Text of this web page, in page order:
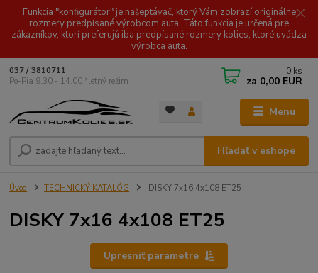
Funkcia "konfigurátor" je našeptávač, ktorý Vám zobrazí originálne
rozmery predpísané výrobcom auta. Táto funkcia je určená pre
zákazníkov, ktorí preferujú iba predpísané rozmery kolies, ktoré uvádza
výrobca auta.
Menu
Hľadať v eshope
037 / 3810711
Po-Pia 9.30 - 14.00 *letný režim
0 ks
za 0,00 EUR
Úvod TECHNICKÝ KATALÓG DISKY 7x16 4x108 ET25
DISKY 7x16 4x108 ET25
Upresniť parametre